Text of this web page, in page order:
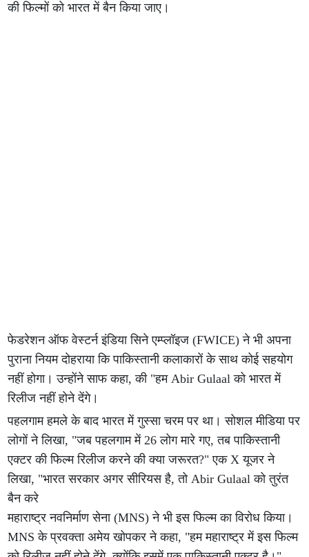
की फिल्मों को भारत में बैन किया जाए।
फेडरेशन ऑफ वेस्टर्न इंडिया सिने एम्प्लॉइज (FWICE) ने भी अपना
पुराना नियम दोहराया कि पाकिस्तानी कलाकारों के साथ कोई सहयोग
नहीं होगा। उन्होंने साफ कहा, की "हम Abir Gulaal को भारत में
रिलीज नहीं होने देंगे।
पहलगाम हमले के बाद भारत में गुस्सा चरम पर था। सोशल मीडिया पर
लोगों ने लिखा, "जब पहलगाम में 26 लोग मारे गए, तब पाकिस्तानी
एक्टर की फिल्म रिलीज करने की क्या जरूरत?" एक X यूजर ने
लिखा, "भारत सरकार अगर सीरियस है, तो Abir Gulaal को तुरंत
बैन करे
महाराष्ट्र नवनिर्माण सेना (MNS) ने भी इस फिल्म का विरोध किया।
MNS के प्रवक्ता अमेय खोपकर ने कहा, "हम महाराष्ट्र में इस फिल्म